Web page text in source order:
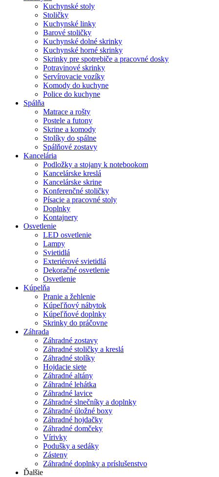
Kuchynské stoly
Stoličky
Kuchynské linky
Barové stoličky
Kuchynské dolné skrinky
Kuchynské horné skrinky
Skrinky pre spotrebiče a pracovné dosky
Potravinové skrinky
Servírovacie vozíky
Komody do kuchyne
Police do kuchyne
Spálňa
Matrace a rošty
Postele a futony
Skrine a komody
Stolíky do spálne
Spálňové zostavy
Kancelária
Podložky a stojany k notebookom
Kancelárske kreslá
Kancelárske skrine
Konferenčné stoličky
Písacie a pracovné stoly
Doplnky
Kontajnery
Osvetlenie
LED osvetlenie
Lampy
Svietidlá
Exteriérové svietidlá
Dekoračné osvetlenie
Osvetlenie
Kúpelňa
Pranie a žehlenie
Kúpeľňový nábytok
Kúpeľňové doplnky
Skrinky do práčovne
Záhrada
Záhradné zostavy
Záhradné stoličky a kreslá
Záhradné stolíky
Hojdacie siete
Záhradné altány
Záhradné lehátka
Záhradné lavice
Záhradné slnečníky a doplnky
Záhradné úložné boxy
Záhradné hojdačky
Záhradné domčeky
Vírivky
Podušky a sedáky
Zásteny
Záhradné doplnky a príslušenstvo
Ďalšie